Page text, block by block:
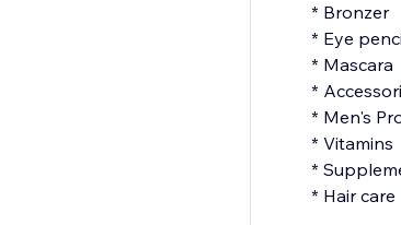
* Bronzer
* Eye
* Mascara
*
* Men's
* Vitamins
*
* Hair care